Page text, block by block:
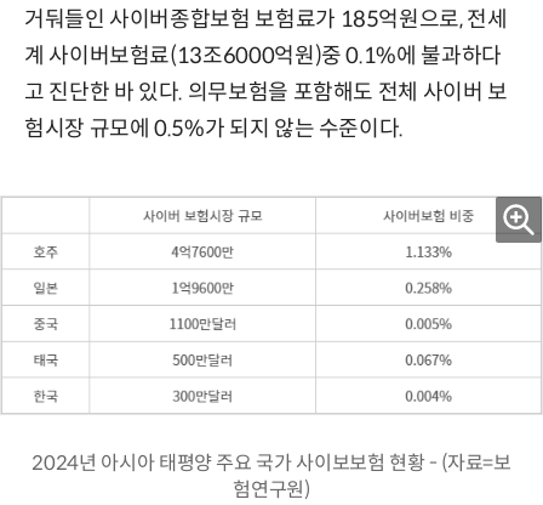
거둬들인 사이버종합보험 보험료가 185억원으로, 전세
계 사이버보험료(13조6000억원)중 0.1%에 불과하다
고 진단한 바 있다. 의무보험을 포함해도 전체 사이버 보
험시장 규모에 0.5%가 되지 않는 수준이다.
2024년 아시아 태평양 주요 국가 사이보보험 현황 - (자료=보
험연구원)